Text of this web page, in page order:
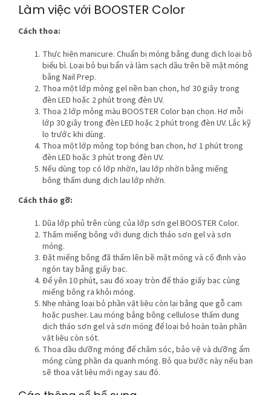
Làm việc với BOOSTER Color
Cách thoa:
Thực hiện manicure. Chuẩn bị móng bằng dung dịch loại bỏ
biểu bì. Loại bỏ bụi bẩn và làm sạch dầu trên bề mặt móng
bằng Nail Prep.
Thoa một lớp mỏng gel nền bạn chọn, hơ 30 giây trong
đèn LED hoặc 2 phút trong đèn UV.
Thoa 2 lớp mỏng màu BOOSTER Color bạn chọn. Hơ mỗi
lớp 30 giây trong đèn LED hoặc 2 phút trong đèn UV. Lắc kỹ
lọ trước khi dùng.
Thoa một lớp mỏng top bóng bạn chọn, hơ 1 phút trong
đèn LED hoặc 3 phút trong đèn UV.
Nếu dùng top có lớp nhờn, lau lớp nhờn bằng miếng
bông thấm dung dịch lau lớp nhờn.
Cách tháo gỡ:
Dũa lớp phủ trên cùng của lớp sơn gel BOOSTER Color.
Thấm miếng bông với dung dịch tháo sơn gel và sơn
móng.
Đặt miếng bông đã thấm lên bề mặt móng và cố định vào
ngón tay bằng giấy bạc.
Để yên 10 phút, sau đó xoay tròn để tháo giấy bạc cùng
miếng bông ra khỏi móng.
Nhẹ nhàng loại bỏ phần vật liệu còn lại bằng que gỗ cam
hoặc pusher. Lau móng bằng bông cellulose thấm dung
dịch tháo sơn gel và sơn móng để loại bỏ hoàn toàn phần
vật liệu còn sót.
Thoa dầu dưỡng móng để chăm sóc, bảo vệ và dưỡng ẩm
móng cùng phần da quanh móng. Bỏ qua bước này nếu bạn
sẽ thoa vật liệu mới ngay sau đó.